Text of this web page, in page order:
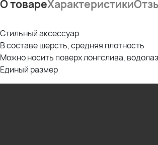
О товареХарактеристики
Стильный аксессуар
В составе шерсть, средняя плотность
Можно носить поверх лонгслива,
Единый размер